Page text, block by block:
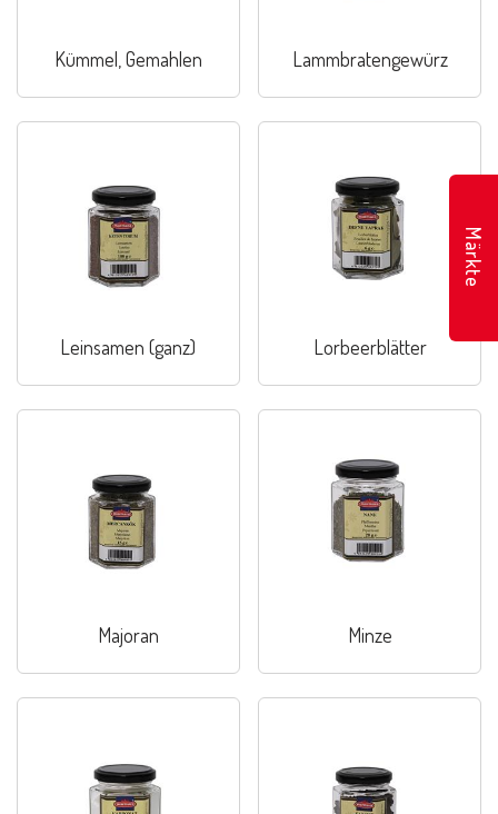
Kümmel, Gemahlen Lammbratengewürz
Leinsamen (ganz) Lorbeerblätter
Majoran Minze
Märkte